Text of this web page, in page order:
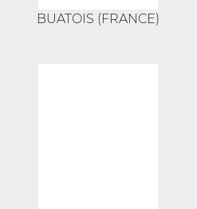
BUATOIS (FRANCE)